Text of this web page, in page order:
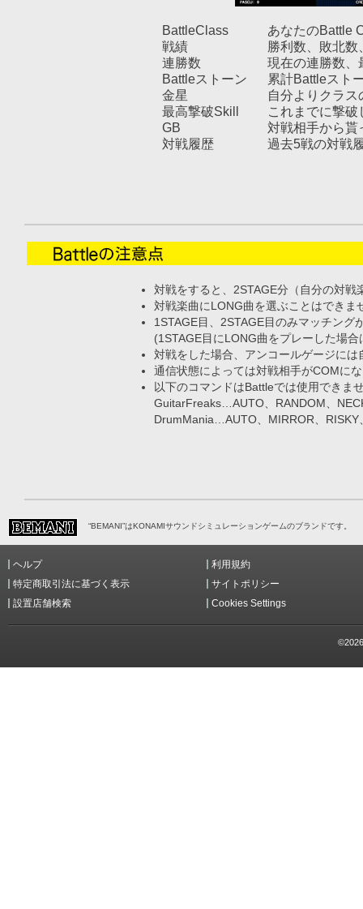
BattleClass
あなたのBattle
戦績
勝利数、敗北数
連勝数
現在の連勝数、
Battleストーン
累計Battleスト
金星
自分よりクラ
最高撃破Skill
これまでに撃
GB
対戦相手から貰
対戦履歴
過去5戦の対戦
対戦をすると、2STAGE分（自分の対
対戦楽曲にLONG曲を選ぶことはできま
1STAGE目、2STAGE目のみマッチング
(1STAGE目にLONG曲をプレーした場
対戦をした場合、アンコールゲージに
通信状態によっては対戦相手がCOMに
以下のコマンドはBattleでは使用できま
GuitarFreaks…AUTO、RANDOM、
DrumMania…AUTO、MIRROR、RISKY
“BEMANI”はKONAMIサウンドシミュレーションゲームのブランドです。
ヘルプ
利用規約
特定商取引法に基づく表示
サイトポリシー
設置店舗検索
Cookies Settings